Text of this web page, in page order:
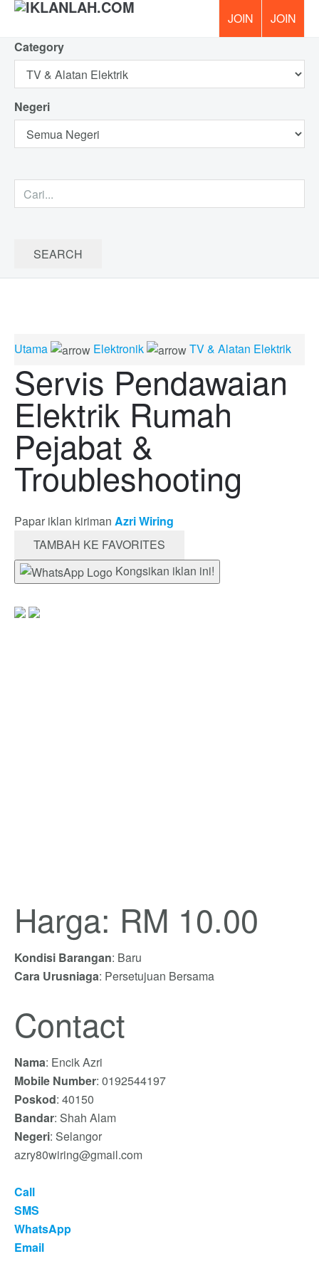
Category
Negeri
Utama Elektronik TV & Alatan Elektrik
Servis Pendawaian
Elektrik Rumah
Pejabat &
Troubleshooting
Papar iklan kiriman Azri Wiring
TAMBAH KE FAVORITES
Kongsikan iklan ini!
Harga: RM 10.00
Kondisi Barangan: Baru
Cara Urusniaga: Persetujuan Bersama
Contact
Nama: Encik Azri
Mobile Number: 0192544197
Poskod: 40150
Bandar: Shah Alam
Negeri: Selangor
azry80wiring@gmail.com
Call
SMS
WhatsApp
Email